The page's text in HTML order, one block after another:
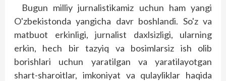
Bugun milliy jurnalistikamiz uchun ham yangi
O'zbekistonda yangicha davr bosh­landi. So'z va
matbuot erkinligi, jurnalist daxlsizligi, ularning
erkin, hech bir tazyiq va bosimlarsiz ish olib
borishlari uchun yaratilgan va yaratilayotgan
shart-sharoitlar, imkoniyat va qulayliklar haqida